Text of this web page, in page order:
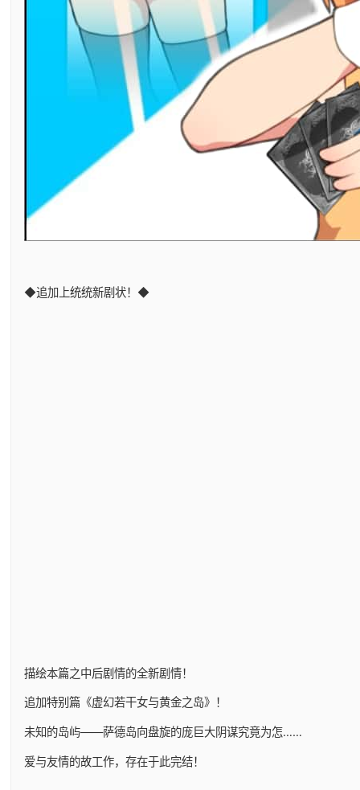
◆追加上统统新剧状！◆
描绘本篇之中后剧情的全新剧情！
追加特别篇《虚幻若干女与黄金之岛》！
未知的岛屿——萨德岛向盘旋的庞巨大阴谋究竟为怎……
爱与友情的故工作，存在于此完结！